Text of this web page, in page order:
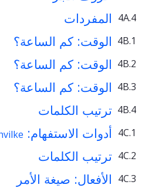
4A.4 المفردات
4B.1 الوقت: كم الساعة؟
4B.2 الوقت: كم الساعة؟
4B.3 الوقت: كم الساعة؟
4B.4 ترتيب الكلمات
4C.1 أدوات الاستفهام:
4C.2 ترتيب الكلمات
4C.3 الأفعال: صيغة اﻷمر